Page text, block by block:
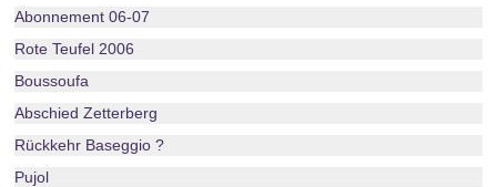
Abonnement 06-07
Rote Teufel 2006
Boussoufa
Abschied Zetterberg
Rückkehr Baseggio ?
Pujol